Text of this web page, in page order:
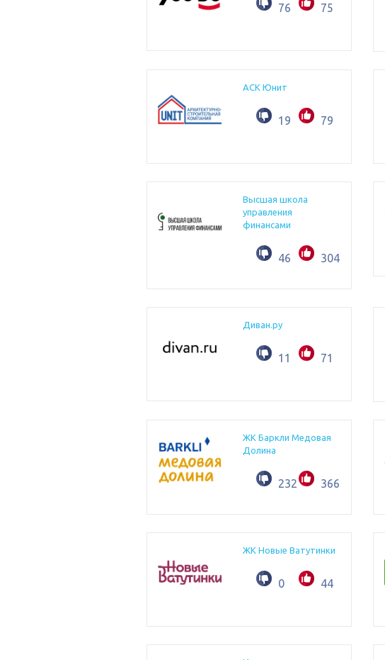
76 75
АСК Юнит
19 79
Высшая школа
управления
финансами
46 304
Диван.ру
11 71
ЖК Баркли Медовая
Долина
232 366
ЖК Новые Ватутинки
0 44